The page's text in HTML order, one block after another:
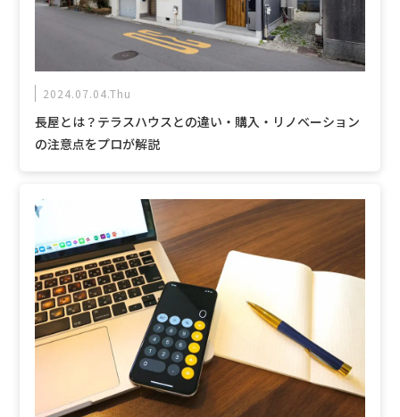
2024.07.04.Thu
長屋とは？テラスハウスとの違い・購入・リノベーション
の注意点をプロが解説